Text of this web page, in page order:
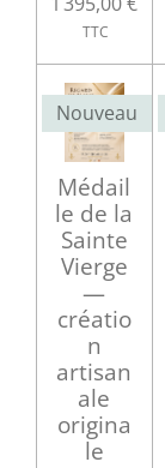
Nouveau
Médail
le de la
Sainte
Vierge
—
créatio
n
artisan
ale
origina
le